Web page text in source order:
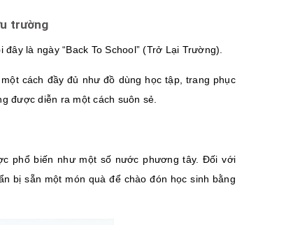
trường
là ngày “Back To School” (Trở Lại Trường).
cách đầy đủ như đồ dùng học tập, trang phục
được diễn ra một cách suôn sẻ.
phổ biến như một số nước phương tây. Đối với
bị sẵn một món quà để chào đón học sinh bằng